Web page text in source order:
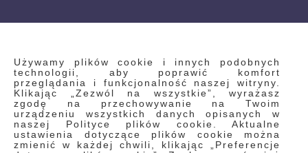
Używamy plików cookie i innych podobnych
technologii, aby poprawić komfort
przeglądania i funkcjonalność naszej witryny.
Klikając „Zezwól na wszystkie”, wyrażasz
zgodę na przechowywanie na Twoim
urządzeniu wszystkich danych opisanych w
naszej Polityce plików cookie. Aktualne
ustawienia dotyczące plików cookie można
zmienić w każdej chwili, klikając „Preferencje
INFORMACJE
Regulamin
Polityka prywatności i pliki cookie
Wyszukiwane frazy